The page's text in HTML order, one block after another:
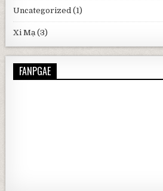
Uncategorized (1)
Xi Mạ(3)
FANPGAE